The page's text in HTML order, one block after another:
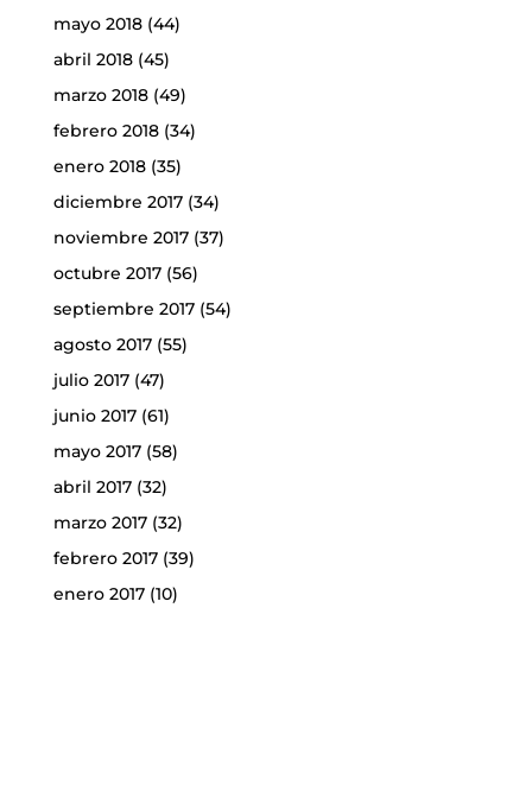
mayo 2018(44)
abril 2018(45)
marzo 2018(49)
febrero 2018(34)
enero 2018(35)
diciembre 2017(34)
noviembre 2017(37)
octubre 2017(56)
septiembre 2017(54)
agosto 2017(55)
julio 2017(47)
junio 2017(61)
mayo 2017(58)
abril 2017(32)
marzo 2017(32)
febrero 2017(39)
enero 2017(10)